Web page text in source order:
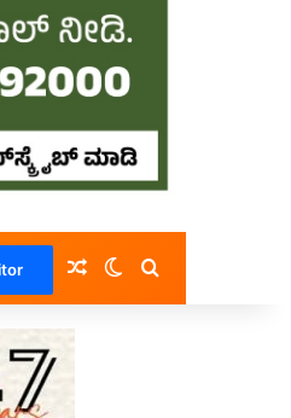
Random Article
Switch skin
Search for